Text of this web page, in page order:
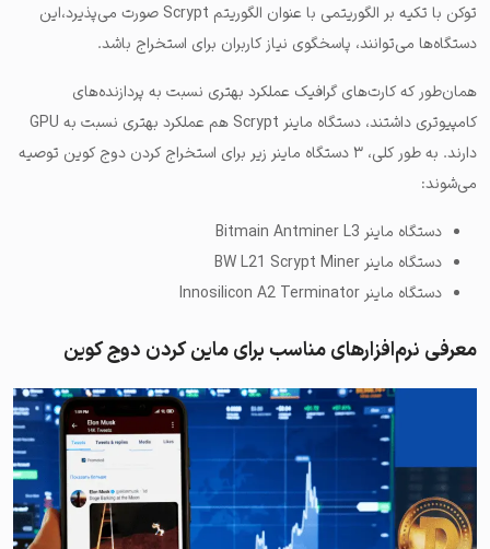
توکن با تکیه بر الگوریتمی با عنوان الگوریتم Scrypt صورت می‌پذیرد،این
دستگاه‌ها می‌توانند، پاسخگوی نیاز کاربران برای استخراج باشد.
همان‌طور که کارت‌های گرافیک عملکرد بهتری نسبت به پردازنده‌های
کامپیوتری داشتند، دستگاه ماینر Scrypt هم عملکرد بهتری نسبت به GPU
دارند. به طور کلی، ۳ دستگاه ماینر زیر برای استخراج کردن دوج کوین توصیه
می‌شوند:
دستگاه ماینر Bitmain Antminer L3
دستگاه ماینر BW L21 Scrypt Miner
دستگاه ماینر Innosilicon A2 Terminator
معرفی نرم‌افزارهای مناسب برای ماین کردن دوج کوین